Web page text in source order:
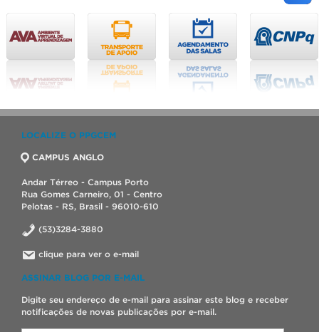
LOCALIZE O PPGCEM
CAMPUS ANGLO
Andar Térreo - Campus Porto
Rua Gomes Carneiro, 01 - Centro
Pelotas - RS, Brasil - 96010-610
(53)3284-3880
clique para ver o e-mail
ASSINAR BLOG POR E-MAIL
Digite seu endereço de e-mail para assinar este blog e receber
notificações de novas publicações por e-mail.